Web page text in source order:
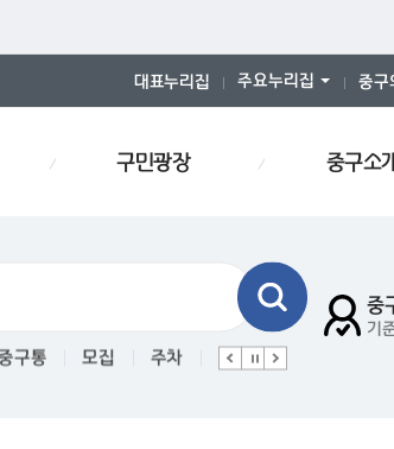
대표누리집 주요누리집 중구
구민광장 중구소
중
기
구통 모집 주차 인사